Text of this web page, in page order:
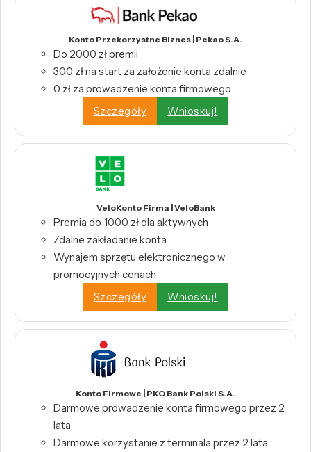
Konto Przekorzystne Biznes | Pekao S.A.
Do 2000 zł premii
300 zł na start za założenie konta zdalnie
0 zł za prowadzenie konta firmowego
Szczegóły
Wnioskuj!
VeloKonto Firma | VeloBank
Premia do 1000 zł dla aktywnych
Zdalne zakładanie konta
Wynajem sprzętu elektronicznego w
promocyjnych cenach
Szczegóły
Wnioskuj!
Konto Firmowe | PKO Bank Polski S.A.
Darmowe prowadzenie konta firmowego przez 2
lata
Darmowe korzystanie z terminala przez 2 lata